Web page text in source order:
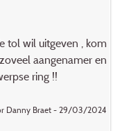
tol wil uitgeven , kom
aangenamer en
ring !!
Danny Braet - 29/03/2024